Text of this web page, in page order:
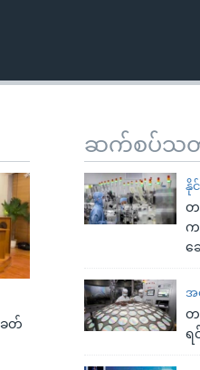
ဆက်စပ်သတင်
နို
တ
က
ဆ
အ
တ
ရ
တ်